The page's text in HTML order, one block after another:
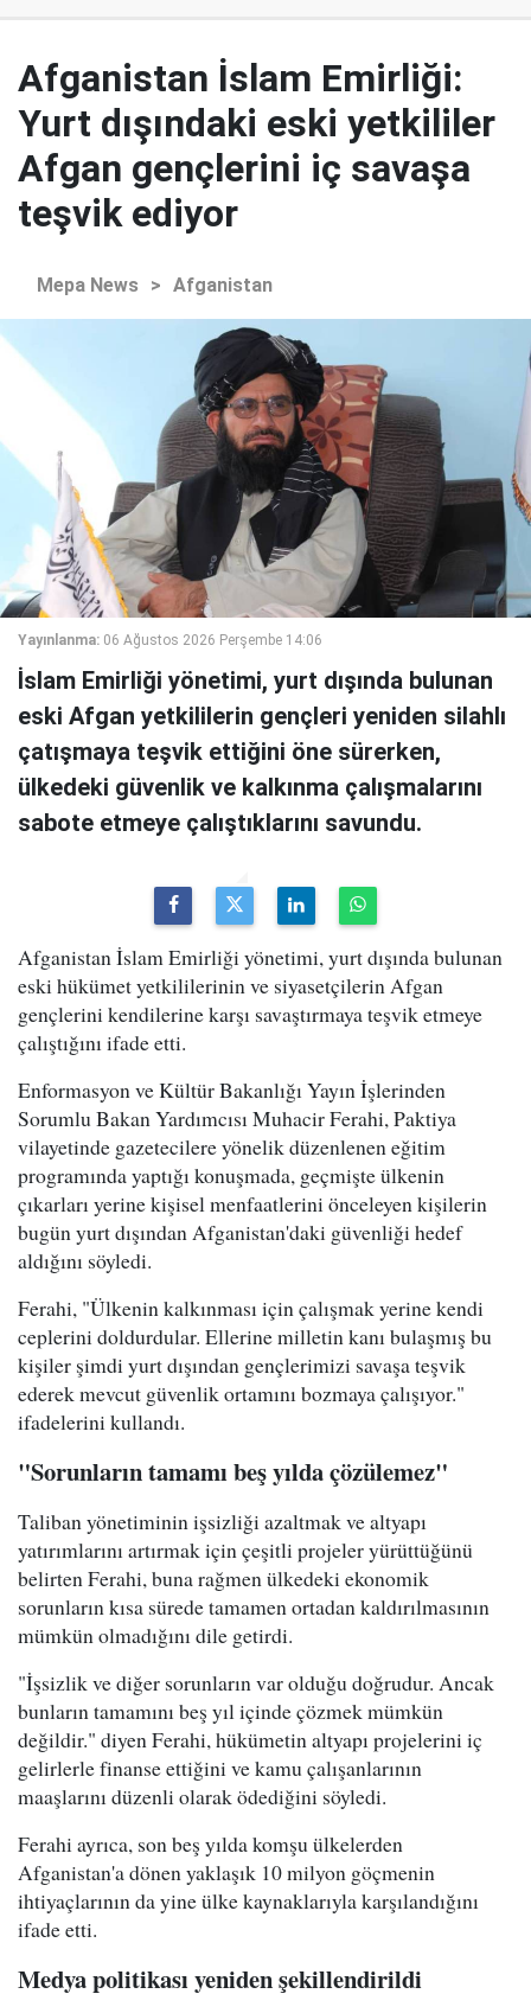
Afganistan İslam Emirliği:
Yurt dışındaki eski yetkililer
Afgan gençlerini iç savaşa
teşvik ediyor
Mepa News > Afganistan
Yayınlanma: 06 Ağustos 2026 Perşembe 14:06
İslam Emirliği yönetimi, yurt dışında bulunan
eski Afgan yetkililerin gençleri yeniden silahlı
çatışmaya teşvik ettiğini öne sürerken,
ülkedeki güvenlik ve kalkınma çalışmalarını
sabote etmeye çalıştıklarını savundu.
Afganistan İslam Emirliği yönetimi, yurt dışında bulunan
eski hükümet yetkililerinin ve siyasetçilerin Afgan
gençlerini kendilerine karşı savaştırmaya teşvik etmeye
çalıştığını ifade etti.
Enformasyon ve Kültür Bakanlığı Yayın İşlerinden
Sorumlu Bakan Yardımcısı Muhacir Ferahi, Paktiya
vilayetinde gazetecilere yönelik düzenlenen eğitim
programında yaptığı konuşmada, geçmişte ülkenin
çıkarları yerine kişisel menfaatlerini önceleyen kişilerin
bugün yurt dışından Afganistan'daki güvenliği hedef
aldığını söyledi.
Ferahi, "Ülkenin kalkınması için çalışmak yerine kendi
ceplerini doldurdular. Ellerine milletin kanı bulaşmış bu
kişiler şimdi yurt dışından gençlerimizi savaşa teşvik
ederek mevcut güvenlik ortamını bozmaya çalışıyor."
ifadelerini kullandı.
"Sorunların tamamı beş yılda çözülemez"
Taliban yönetiminin işsizliği azaltmak ve altyapı
yatırımlarını artırmak için çeşitli projeler yürüttüğünü
belirten Ferahi, buna rağmen ülkedeki ekonomik
sorunların kısa sürede tamamen ortadan kaldırılmasının
mümkün olmadığını dile getirdi.
"İşsizlik ve diğer sorunların var olduğu doğrudur. Ancak
bunların tamamını beş yıl içinde çözmek mümkün
değildir." diyen Ferahi, hükümetin altyapı projelerini iç
gelirlerle finanse ettiğini ve kamu çalışanlarının
maaşlarını düzenli olarak ödediğini söyledi.
Ferahi ayrıca, son beş yılda komşu ülkelerden
Afganistan'a dönen yaklaşık 10 milyon göçmenin
ihtiyaçlarının da yine ülke kaynaklarıyla karşılandığını
ifade etti.
Medya politikası yeniden şekillendirildi